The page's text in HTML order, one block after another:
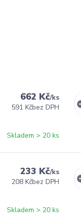
662 Kč/ks
591 Kčbez DPH
Skladem > 20 ks
233 Kč/ks
208 Kčbez DPH
Skladem > 20 ks